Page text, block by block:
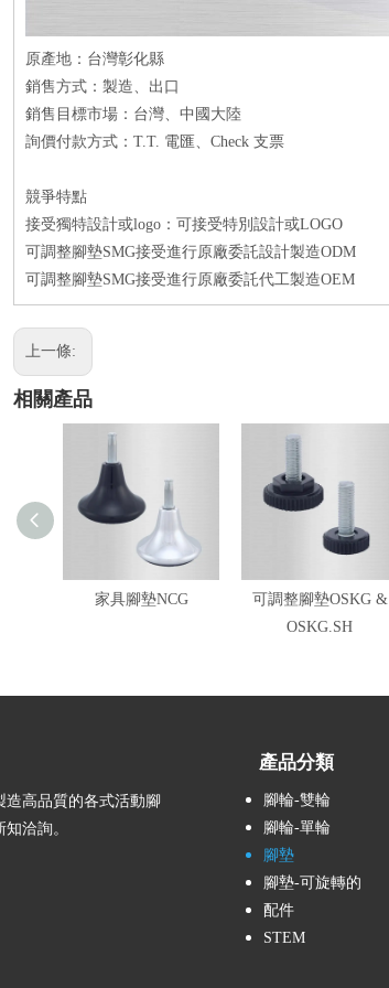
原產地：台灣彰化縣
銷售方式：製造、出口
銷售目標市場：台灣、中國大陸
詢價付款方式：T.T. 電匯、Check 支票
競爭特點
接受獨特設計或logo：可接受特別設計或LOGO
可調整腳墊SMG接受進行原廠委託設計製造ODM
可調整腳墊SMG接受進行原廠委託代工製造OEM
上一條:
相關產品
家具腳墊NCG
可調整腳墊OSKG &
OSKG.SH
造高品質的各式活動腳
洽詢。
產品分類
腳輪-雙輪
腳輪-單輪
腳墊
腳墊-可旋轉的
配件
STEM